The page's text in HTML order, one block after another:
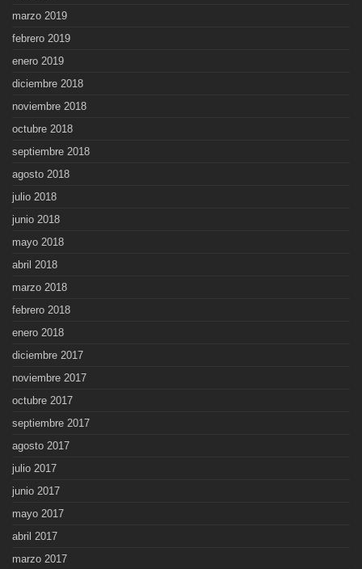
marzo 2019
febrero 2019
enero 2019
diciembre 2018
noviembre 2018
octubre 2018
septiembre 2018
agosto 2018
julio 2018
junio 2018
mayo 2018
abril 2018
marzo 2018
febrero 2018
enero 2018
diciembre 2017
noviembre 2017
octubre 2017
septiembre 2017
agosto 2017
julio 2017
junio 2017
mayo 2017
abril 2017
marzo 2017